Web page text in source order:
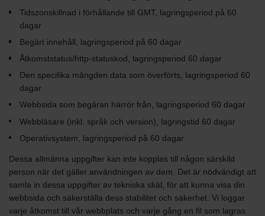
Tidszonskillnad i förhållande till GMT, lagringsperiod på 60
dagar
Begärt innehåll, lagringsperiod på 60 dagar
Åtkomststatus/http-statuskod, lagringsperiod 60 dagar
Den specifika mängden data som överförts, lagringsperiod 60
dagar
Webbsida som begäran härrör från, lagringsperiod 60 dagar
Webbläsare (inkl. språk och version), lagringstid 60 dagar
Operativsystem, lagringsperiod på 60 dagar
Dessa allmänna uppgifter kan inte kopplas till någon särskild
person när det gäller användningen av dem. Det är nödvändigt att
samla in dessa uppgifter av tekniska skäl, för att kunna visa din
webbsida och säkerställa dess stabilitet och säkerhet. Vi loggar
varje åtkomst till vår webbplats och varje gång en fil som lagras